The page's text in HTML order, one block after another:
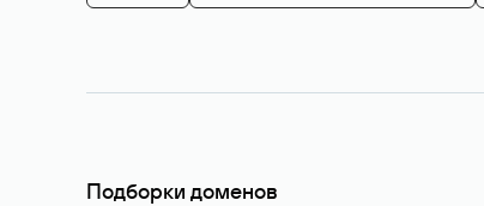
Подборки доменов